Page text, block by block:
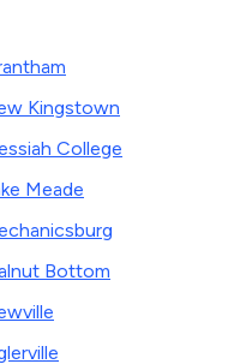
Kingstown
College
Meade
Bottom